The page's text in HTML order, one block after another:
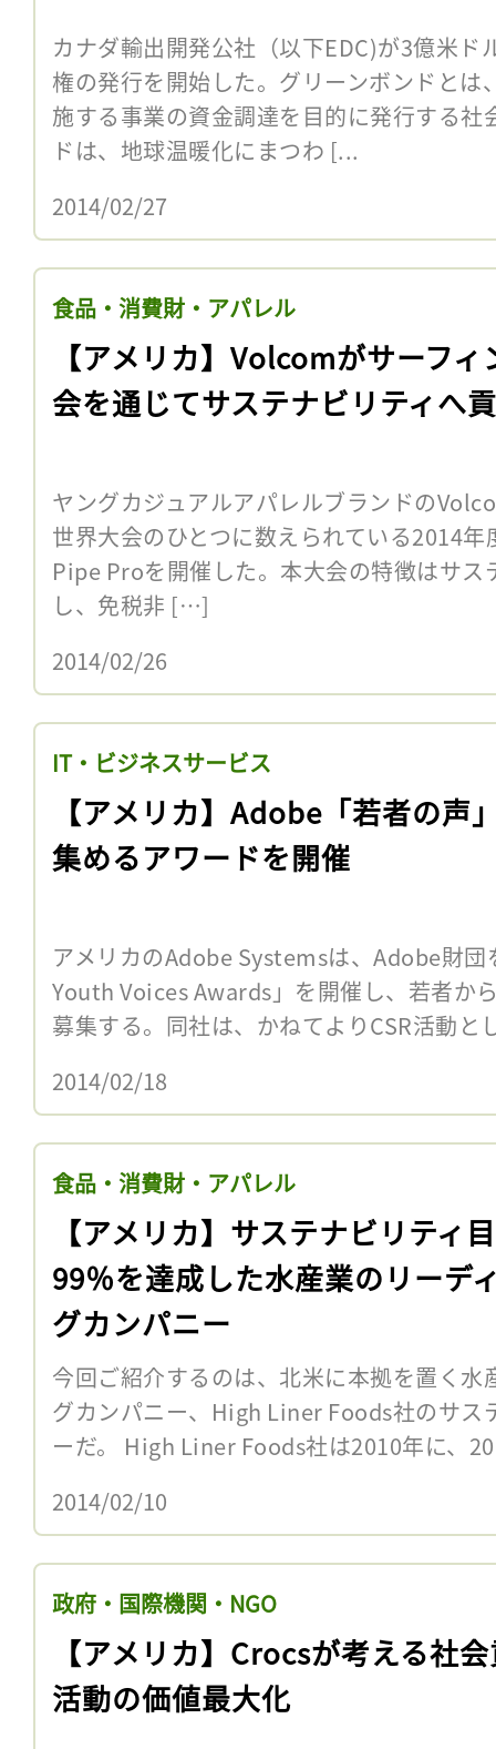
カナダ輸出開発公社（以下EDC)が3億米ド
権の発行を開始した。グリーンボンドとは
施する事業の資金調達を目的に発行する社
ドは、地球温暖化にまつわ [...
2014/02/27
食品・消費財・アパレル
【アメリカ】Volcomがサーフィ
会を通じてサステナビリティへ
ヤングカジュアルアパレルブランドの
世界大会のひとつに数えられている2014
Pipe Proを開催した。本大会の特徴はサス
し、免税非 […]
2014/02/26
IT・ビジネスサービス
【アメリカ】Adobe「若者の声
集めるアワードを開催
アメリカのAdobe Systemsは、Adobe財
Youth Voices Awards」を開催し、若者か
募集する。同社は、かねてよりCSR活動
2014/02/18
食品・消費財・アパレル
【アメリカ】サステナビリティ
99％を達成した水産業のリーデ
グカンパニー
今回ご紹介するのは、北米に本拠を置く水
グカンパニー、High Liner Foods社のサス
ーだ。 High Liner Foods社は2010年に、
2014/02/10
政府・国際機関・NGO
【アメリカ】Crocsが考える社
活動の価値最大化